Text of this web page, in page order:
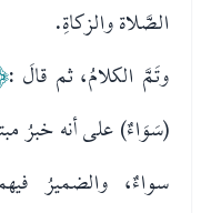
الصَّلاة والزكاةِ.
وتَمَّ الكلامُ، ثم قالَ :
(سَوَاءٌ) على أنه خبرُ
سواءٌ، والضميرُ